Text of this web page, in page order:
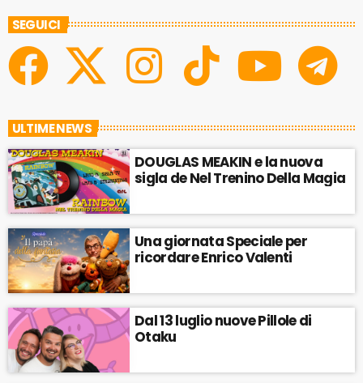
SEGUICI
ULTIME NEWS
DOUGLAS MEAKIN e la nuova
sigla de Nel Trenino Della Magia
Una giornata Speciale per
ricordare Enrico Valenti
Dal 13 luglio nuove Pillole di
Otaku